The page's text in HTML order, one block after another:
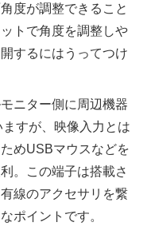
度が調整できること
トで角度を調整しや
するにはうってつけ
ニター側に周辺機器
すが、映像入力とは
めUSBマウスなどを
。この端子は搭載さ
線のアクセサリを繋
ポイントです。